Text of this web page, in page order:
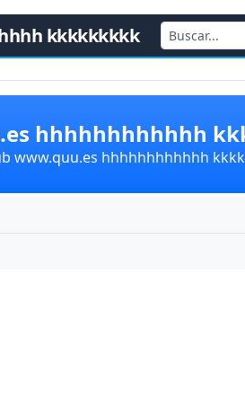
kkkkkkkkk
hhhhhhhhhhhh
www.quu.es hhhhhhhhhhhh